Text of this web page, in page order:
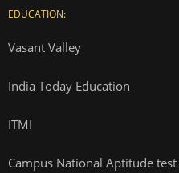
EDUCATION:
Vasant Valley
India Today Education
ITMI
Campus National Aptitude test